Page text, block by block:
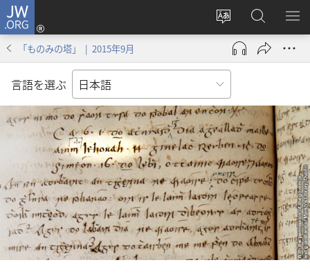
JW.ORG
サ
イ
ト
の
言
語
を
変
え
る
ロ
グ
ン
し
い
タ
ブ
で
開
く）
JW.ORG
の
検
メ
を
「ものみの塔」 | 2015年9月
言語を選ぶ